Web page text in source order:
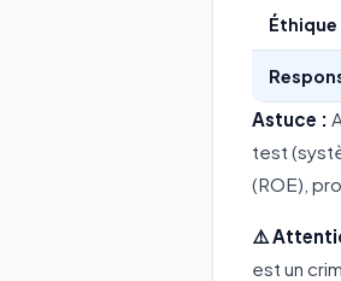
Éthique
Astuce :
test
(ROE),
⚠️
est un